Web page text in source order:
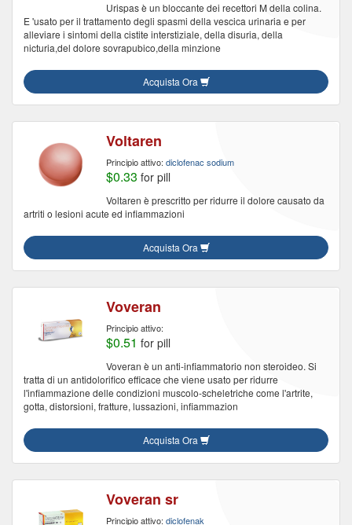
Urispas è un bloccante dei recettori M della colina.
E 'usato per il trattamento degli spasmi della vescica urinaria e per
alleviare i sintomi della cistite interstiziale, della disuria, della
nicturia,del dolore sovrapubico,della minzione
Acquista Ora
Voltaren
Principio attivo: diclofenac sodium
$0.33 for pill
Voltaren è prescritto per ridurre il dolore causato da
artriti o lesioni acute ed infiammazioni
Acquista Ora
Voveran
Principio attivo:
$0.51 for pill
Voveran è un anti-infiammatorio non steroideo. Si
tratta di un antidolorifico efficace che viene usato per ridurre
l'infiammazione delle condizioni muscolo-scheletriche come l'artrite,
gotta, distorsioni, fratture, lussazioni, infiammazion
Acquista Ora
Voveran sr
Principio attivo: diclofenak